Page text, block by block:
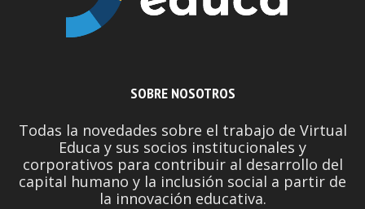
SOBRE NOSOTROS
Todas la novedades sobre el trabajo de Virtual
Educa y sus socios institucionales y
corporativos para contribuir al desarrollo del
capital humano y la inclusión social a partir de
la innovación educativa.